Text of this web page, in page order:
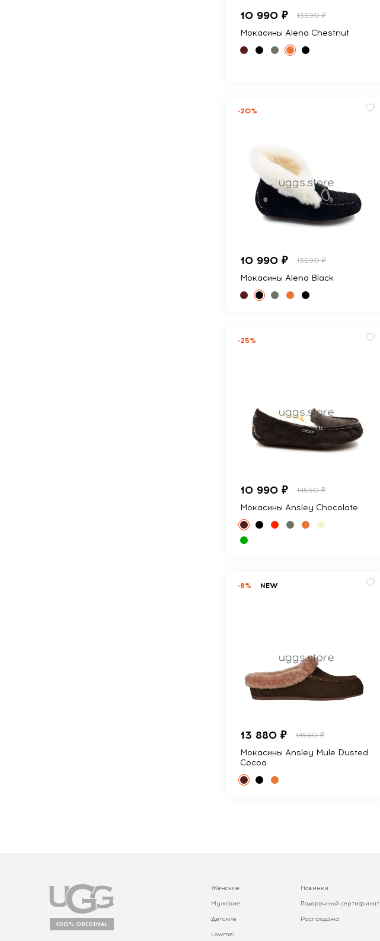
10 990 ₽ 13590 ₽
Мокасины Alena Chestnut
-20%
10 990 ₽ 13590 ₽
Мокасины Alena Black
-25%
10 990 ₽ 14590 ₽
Мокасины Ansley Chocolate
-8% NEW
13 880 ₽ 14990 ₽
Мокасины Ansley Mule Dusted
Cocoa
100% ORIGINAL
Женские
Мужские
Детские
Lowmel
Новинки
Подарочный сертификат
Распродажа